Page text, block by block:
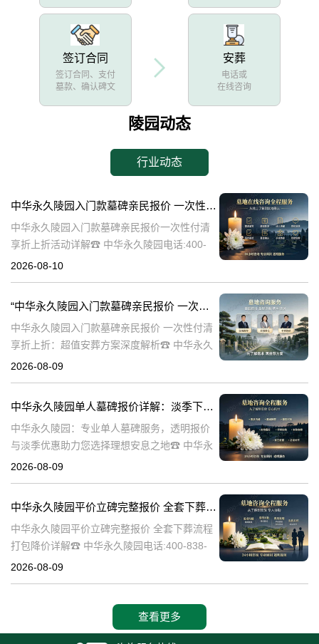
签订合同
签订合同、支付
墓款、确认碑文
安葬
电话或
在线咨询
陵园动态
行业动态
中华永久陵园入门款墓碑亲民报价 一次性付清享折上折活动详解
中华永久陵园入门款墓碑亲民报价一次性付清
享折上折活动详解☎ 中华永久陵园电话:400-
838-5063中华永久陵园，作为一家深受公众信
2026-08-10
“中华永久陵园入门款墓碑亲民报价 一次性付清享折上折：超值安葬方案深度解析”
中华永久陵园入门款墓碑亲民报价 一次性付清
享折上折：超值安葬方案深度解析☎ 中华永久
陵园电话:400-838-5063在人生的旅程中，我们
2026-08-09
中华永久陵园单人墓碑报价详解：淡季下单享数千元优惠
中华永久陵园：专业单人墓碑服务，透明报价
与淡季优惠助力您选择理想安息之地☎ 中华永
久陵园电话:400-838-5063中华永久陵园，作为
2026-08-09
中华永久陵园平价立碑完整报价 全套下葬流程打包降价详解
中华永久陵园平价立碑完整报价 全套下葬流程
打包降价详解☎ 中华永久陵园电话:400-838-
5063在人生的旅途中，每个人都会经历生老病
2026-08-09
查看更多